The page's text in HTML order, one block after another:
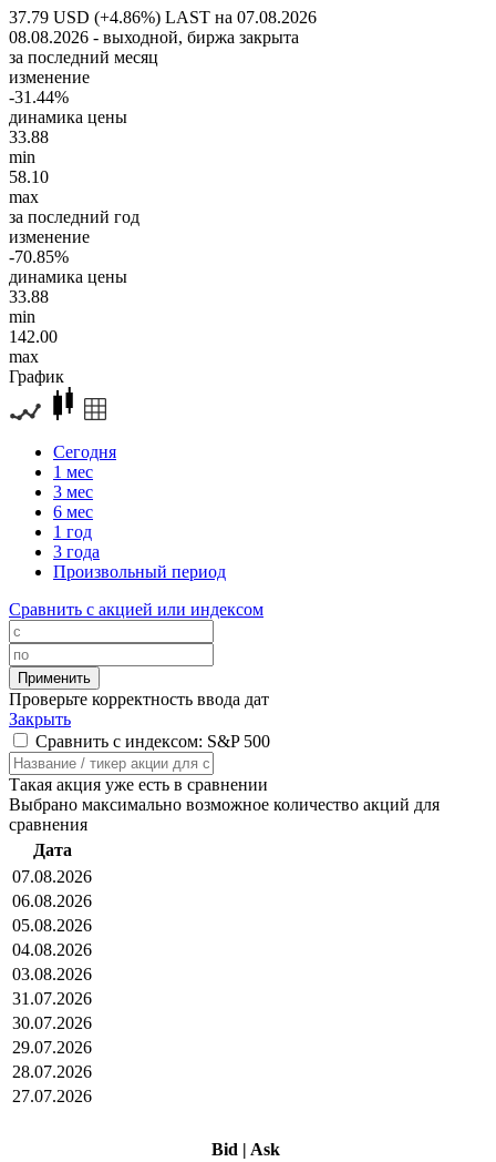
37.79 USD (+4.86%) LAST на 07.08.2026
08.08.2026 - выходной, биржа закрыта
за последний месяц
изменение
-31.44%
динамика цены
33.88
min
58.10
max
за последний год
изменение
-70.85%
динамика цены
33.88
min
142.00
max
График
Сегодня
1 мес
3 мес
6 мес
1 год
3 года
Произвольный период
Сравнить с акцией или индексом
Проверьте корректность ввода дат
Закрыть
Сравнить с индексом: S&P 500
Такая акция уже есть в сравнении
Выбрано максимально возможное количество акций для
сравнения
Дата
07.08.2026
06.08.2026
05.08.2026
04.08.2026
03.08.2026
31.07.2026
30.07.2026
29.07.2026
28.07.2026
27.07.2026
Bid | Ask